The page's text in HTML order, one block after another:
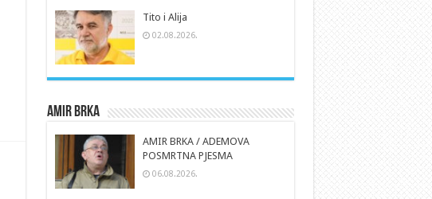
Tito i Alija
02.08.2026.
Amir Brka
AMIR BRKA / ADEMOVA
POSMRTNA PJESMA
06.08.2026.